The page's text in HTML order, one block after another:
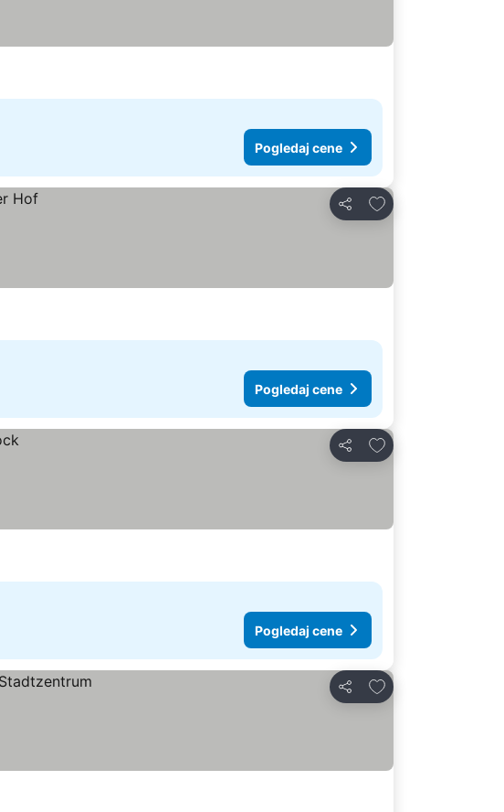
Pogledaj cene
Deli
Dodati u favorite
Pogledaj cene
Deli
Dodati u favorite
Pogledaj cene
Deli
Dodati u favorite